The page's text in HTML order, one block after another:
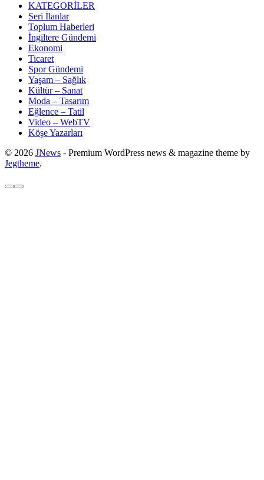
KATEGORİLER
Seri İlanlar
Toplum Haberleri
İngiltere Gündemi
Ekonomi
Ticaret
Spor Gündemi
Yaşam – Sağlık
Kültür – Sanat
Moda – Tasarım
Eğlence – Tatil
Video – WebTV
Köşe Yazarları
© 2026 JNews - Premium WordPress news & magazine theme by
Jegtheme.